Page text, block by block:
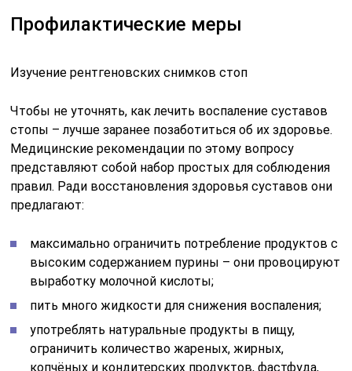
Профилактические меры
Изучение рентгеновских снимков стоп
Чтобы не уточнять, как лечить воспаление суставов
стопы – лучше заранее позаботиться об их здоровье.
Медицинские рекомендации по этому вопросу
представляют собой набор простых для соблюдения
правил. Ради восстановления здоровья суставов они
предлагают:
максимально ограничить потребление продуктов с
высоким содержанием пурины – они провоцируют
выработку молочной кислоты;
пить много жидкости для снижения воспаления;
употреблять натуральные продукты в пищу,
ограничить количество жареных, жирных,
копчёных и кондитерских продуктов, фастфуда,